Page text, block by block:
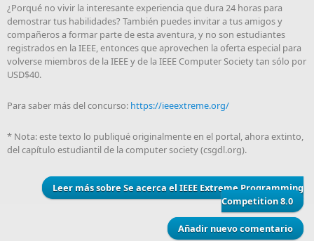
¿Porqué no vivir la interesante experiencia que dura 24 horas para
demostrar tus habilidades? También puedes invitar a tus amigos y
compañeros a formar parte de esta aventura, y no son estudiantes
registrados en la IEEE, entonces que aprovechen la oferta especial para
volverse miembros de la IEEE y de la IEEE Computer Society tan sólo por
USD$40.
Para saber más del concurso: https://ieeextreme.org/
* Nota: este texto lo publiqué originalmente en el portal, ahora extinto,
del capítulo estudiantil de la computer society (csgdl.org).
Leer mássobre Se acerca el IEEE Extreme Programming
Competition 8.0
Añadir nuevo comentario